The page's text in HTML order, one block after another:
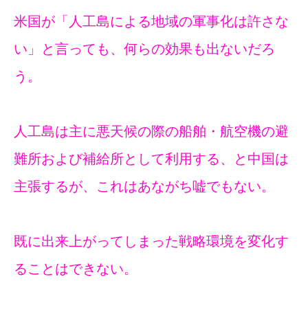
米国が「人工島による地域の軍事化は許さな
い」と言っても、何らの効果も出ないだろ
う。
人工島は主に悪天候の際の船舶・航空機の避
難所および補給所として利用する、と中国は
主張するが、これはあながち嘘でもない。
既に出来上がってしまった戦略環境を変化す
ることはできない。